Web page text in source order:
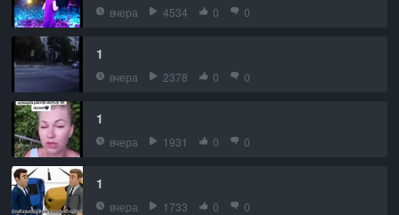
вчера 4534 0 0
1
вчера 2378 0 0
1
вчера 1931 0 0
1
вчера 1733 0 0